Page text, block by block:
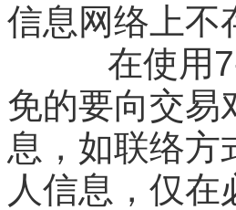
信息网络上不
在使用7-
免的要向交易
息，如联络方
人信息，仅